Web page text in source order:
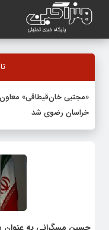
«مجتبی خان‌قیطاقی»
خراسان رضوی شد